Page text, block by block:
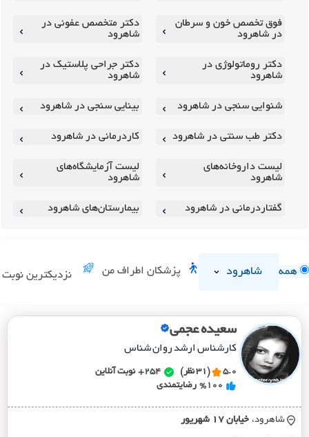
فوق تخصص خون و سرطان
در شاهرود
دکتر متخصص عفونی در
شاهرود
دکتر روماتولوژی در
شاهرود
دکتر جراحی پلاستیک در
شاهرود
شنوایی سنجی در شاهرود بینایی سنجی در شاهرود
دکتر طب سنتی در شاهرود کاردرمانی در شاهرود
لیست داروخانه‌های
شاهرود
لیست آزمایشگاه‌های
شاهرود
گفتاردرمانی در شاهرود بیمارستان‌های شاهرود
همه شاهرود پزشکان اطراف من نزدیکترین نوبت
سعیده عجمی
کارشناس ارشد روان شناس
5.0 (31 نظر) 254+
نوبت آنلاین
%100 رضایتمندی
شاهرود، خيابان 17 شهريور